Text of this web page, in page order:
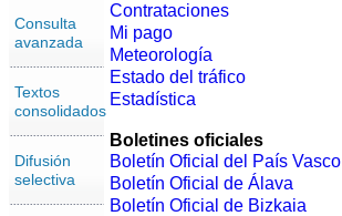
Consulta
avanzada
Textos
consolidados
Difusión
selectiva
Contrataciones
Mi pago
Meteorología
Estado del tráfico
Estadística
Boletines oficiales
Boletín Oficial del País Vasco
Boletín Oficial de Álava
Boletín Oficial de Bizkaia